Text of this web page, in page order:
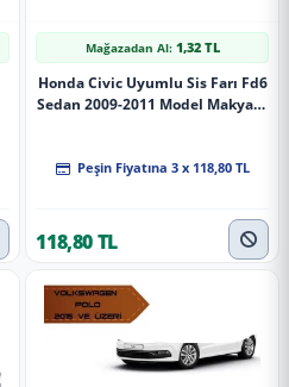
Mağazadan Al: 1,32 TL
Honda Civic Uyumlu Sis Farı Fd6
Sedan 2009-2011 Model Makyajlı
Peşin Fiyatına 3 x 118,80 TL
118,80 TL